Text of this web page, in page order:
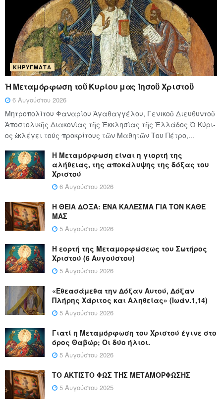
ΚΗΡΎΓΜΑΤΑ
Ἡ Μεταμόρφωση τοῦ Κυρίου μας Ἰησοῦ Χριστοῦ
6 Αυγούστου 2026
Μητροπολίτου Φαναρίου Ἀγαθαγγέλου, Γενικοῦ Διευθυντοῦ
Ἀποστολικῆς Διακονίας τῆς Ἐκκλησίας τῆς Ἑλλάδος Ὁ Κύ­ρι­
ος ἐκλέγει τούς προ­κρί­τους τῶν Μα­θη­τῶν Του Πέ­τρο,...
Η Μεταμόρφωση είναι η γιορτή της
αλήθειας, της αποκάλυψης της δόξας του
Χριστού
6 Αυγούστου 2026
Η ΘΕΙΑ ΔΟΞΑ: ΈΝΑ ΚΑΛΕΣΜΑ ΓΙΑ ΤΟΝ ΚΑΘΕ
ΜΑΣ
5 Αυγούστου 2026
Η εορτή της Μεταμορφώσεως του Σωτήρος
Χριστού (6 Αυγούστου)
5 Αυγούστου 2026
«Εθεασάμεθα την Δόξαν Αυτού, Δόξαν
Πλήρης Χάριτος και Αληθείας» (Ιωάν.1,14)
5 Αυγούστου 2026
Γιατί η Μεταμόρφωση του Χριστού έγινε στο
όρος Θαβώρ; Οι δύο ήλιοι.
5 Αυγούστου 2026
ΤΟ ΑΚΤΙΣΤΟ ΦΩΣ ΤΗΣ ΜΕΤΑΜΟΡΦΩΣΗΣ
5 Αυγούστου 2025